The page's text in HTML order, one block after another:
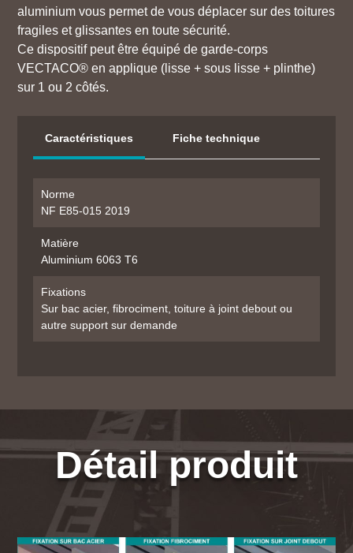
aluminium vous permet de vous déplacer sur des toitures
fragiles et glissantes en toute sécurité.
Ce dispositif peut être équipé de garde-corps
VECTACO® en applique (lisse + sous lisse + plinthe)
sur 1 ou 2 côtés.
Caractéristiques Fiche technique
Norme
NF E85-015 2019
Matière
Aluminium 6063 T6
Fixations
Sur bac acier, fibrociment, toiture à joint debout ou
autre support sur demande
Détail produit